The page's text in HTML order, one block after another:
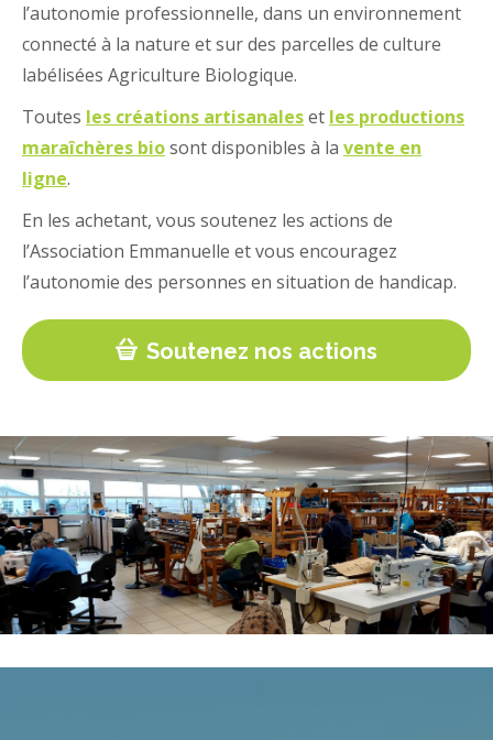
l’autonomie professionnelle, dans un environnement
connecté à la nature et sur des parcelles de culture
labélisées Agriculture Biologique.
Toutes les créations artisanaleset les productions
maraîchères biosont disponibles à la vente en
ligne.
En les achetant, vous soutenez les actions de
l’Association Emmanuelle et vous encouragez
l’autonomie des personnes en situation de handicap.
Soutenez nos actions